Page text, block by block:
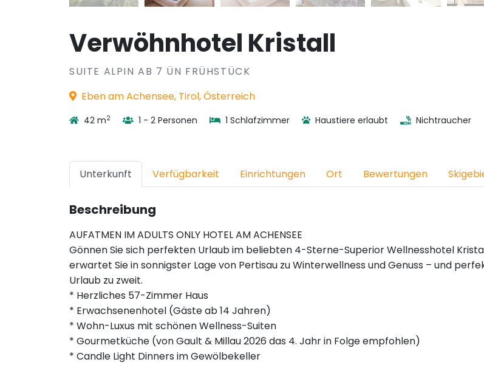
Verwöhnhotel Kristall
SUITE ALPIN AB 7 ÜN FRÜHSTÜCK
Eben am Achensee, Tirol, Österreich
42 m2 1 - 2 Personen 1 Schlafzimmer Haustiere erlaubt Nichtraucher
Unterkunft Verfügbarkeit Einrichtungen Ort Bewertungen
Beschreibung
AUFATMEN IM ADULTS ONLY HOTEL AM ACHENSEE
Gönnen Sie sich perfekten Urlaub im beliebten 4-Sterne-Superior Wellnesshotel
erwartet Sie in sonnigster Lage von Pertisau zu Winterwellness und Genuss – und
Urlaub zu zweit.
* Herzliches 57-Zimmer Haus
* Erwachsenenhotel (Gäste ab 14 Jahren)
* Wohn-Luxus mit schönen Wellness-Suiten
* Gourmetküche (von Gault & Millau 2026 das 4. Jahr in Folge empfohlen)
* Candle Light Dinners im Gewölbekeller